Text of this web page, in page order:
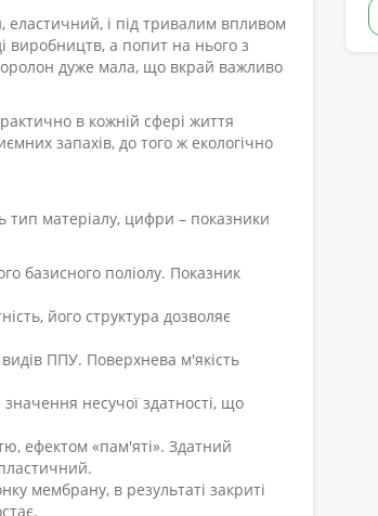
еластичний, і під тривалим впливом
виробництв, а попит на нього з
дуже мала, що вкрай важливо
в кожній сфері життя
запахів, до того ж екологічно
тип матеріалу, цифри – показники
базисного поліолу. Показник
його структура дозволяє
ППУ. Поверхнева м'якість
несучої здатності, що
ефектом «пам'яті». Здатний
мембрану, в результаті закриті